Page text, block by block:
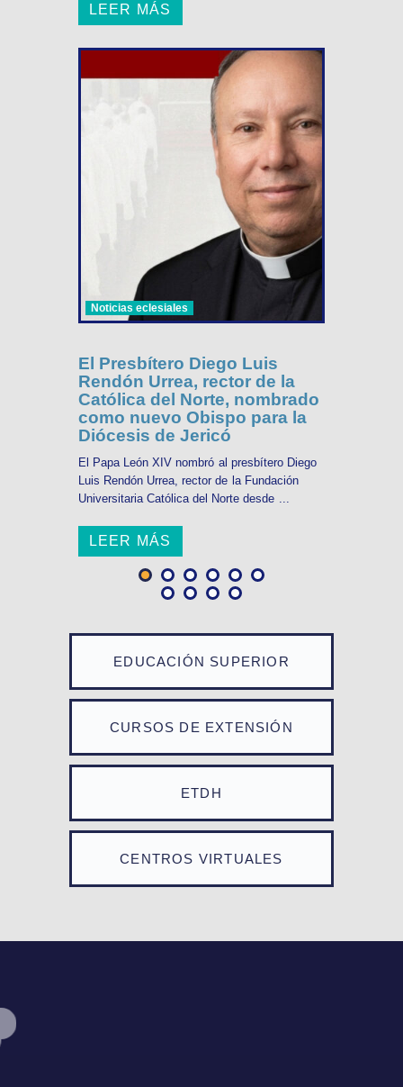
EDUCACIÓN SUPERIOR
CURSOS DE EXTENSIÓN
ETDH
CENTROS VIRTUALES
LEER MÁS
Noticias eclesiales
El Presbítero Diego Luis
Rendón Urrea, rector de la
Católica del Norte, nombrado
como nuevo Obispo para la
Diócesis de Jericó
El Papa León XIV nombró al presbítero Diego
Luis Rendón Urrea, rector de la Fundación
Universitaria Católica del Norte desde ...
LEER MÁS